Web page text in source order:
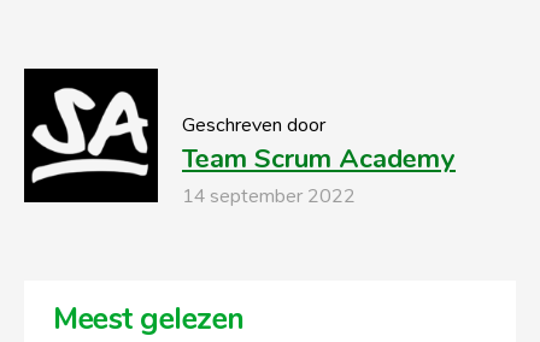
Geschreven door
Team Scrum Academy
14 september 2022
Meest gelezen